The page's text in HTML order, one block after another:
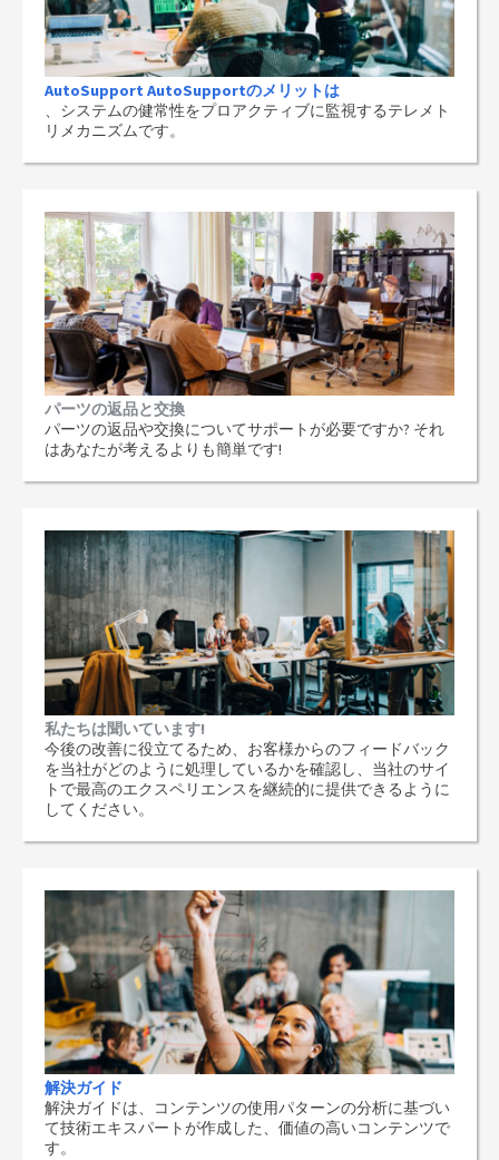
AutoSupport AutoSupportのメリットは
、システムの健常性をプロアクティブに監視するテレメト
リメカニズムです。
パーツの返品と交換
パーツの返品や交換についてサポートが必要ですか? それ
はあなたが考えるよりも簡単です!
私たちは聞いています!
今後の改善に役立てるため、お客様からのフィードバック
を当社がどのように処理しているかを確認し、当社のサイ
トで最高のエクスペリエンスを継続的に提供できるように
してください。
解決ガイド
解決ガイドは、コンテンツの使用パターンの分析に基づい
て技術エキスパートが作成した、価値の高いコンテンツで
す。